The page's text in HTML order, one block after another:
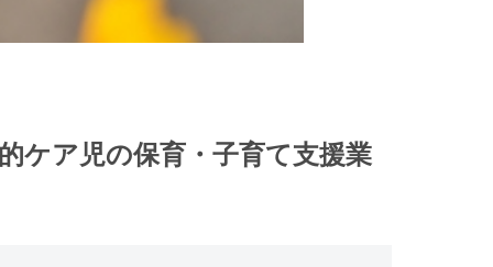
ケア児の保育・子育て支援業